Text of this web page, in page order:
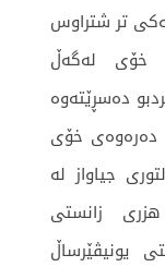
تر شتراوس
خۆی لەگەڵ
دەسڕێتەوە
دەرەوەی خۆی
جیاواز لە
زانستی
یونیڤێرساڵ